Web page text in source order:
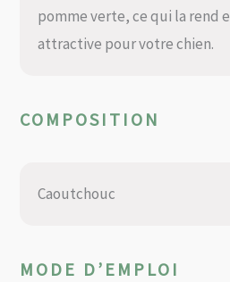
pomme verte, ce qui la rend
attractive pour votre chien.
COMPOSITION
Caoutchouc
MODE D’EMPLOI